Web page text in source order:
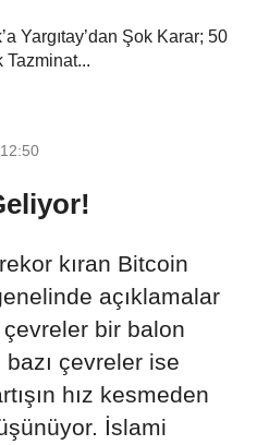
Yargıtay’dan Şok Karar; 50
Tazminat...
kıran Bitcoin
açıklamalar
bir balon
çevreler ise
hız kesmeden
İslami